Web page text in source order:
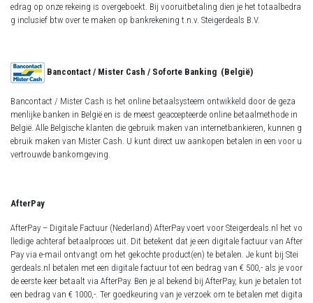
edrag op onze rekeing is overgeboekt. Bij vooruitbetaling dien je het totaalbedra
g inclusief btw over te maken op bankrekening t.n.v. Steigerdeals B.V.
Bancontact / Mister Cash / Soforte Banking (België)
Bancontact / Mister Cash is het online betaalsysteem ontwikkeld door de geza
menlijke banken in België en is de meest geaccepteerde online betaalmethode in
België. Alle Belgische klanten die gebruik maken van internetbankieren, kunnen g
ebruik maken van Mister Cash. U kunt direct uw aankopen betalen in een voor u
vertrouwde bankomgeving.
AfterPay
AfterPay – Digitale Factuur (Nederland) AfterPay voert voor Steigerdeals.nl het vo
lledige achteraf betaalproces uit. Dit betekent dat je een digitale factuur van After
Pay via e-mail ontvangt om het gekochte product(en) te betalen. Je kunt bij Stei
gerdeals.nl betalen met een digitale factuur tot een bedrag van € 500,- als je voor
de eerste keer betaalt via AfterPay. Ben je al bekend bij AfterPay, kun je betalen tot
een bedrag van € 1000,-. Ter goedkeuring van je verzoek om te betalen met digita